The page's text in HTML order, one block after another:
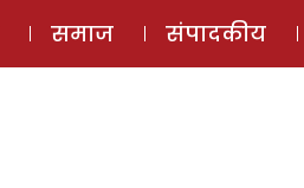
समाज संपादकीय